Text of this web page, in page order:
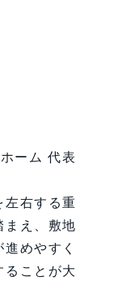
ーム 代表
左右する重
まえ、敷地
めやすく
ることが大